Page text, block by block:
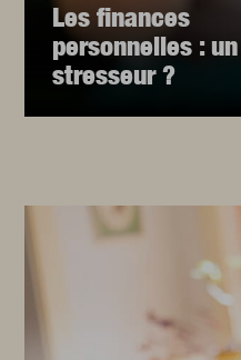
Les finances
personnelles : un
stresseur ?